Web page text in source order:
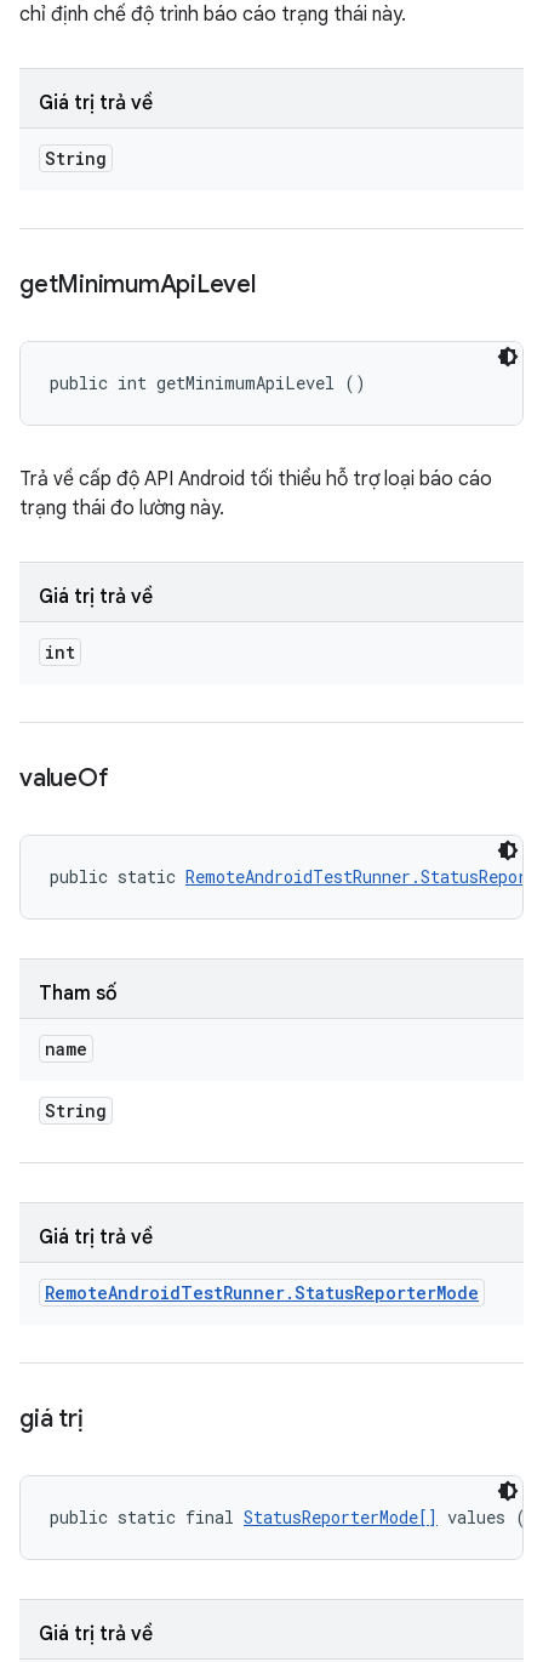
chỉ định chế độ trình báo cáo trạng thái này.
Giá trị trả về
String
getMinimumApiLevel
public int getMinimumApiLevel ()
Trả về cấp độ API Android tối thiểu hỗ trợ loại báo cáo
trạng thái đo lường này.
Giá trị trả về
int
valueOf
public static
Tham số
name
String
Giá trị trả về
RemoteAndroidTestRunner.StatusReporterMode
giá trị
public static final StatusReporterMode[] values ()
Giá trị trả về